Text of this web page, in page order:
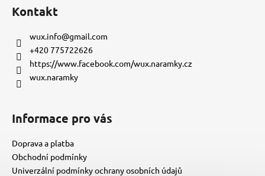
Kontakt
wux.info@gmail.com
+420 775722626
https://www.facebook.com/wux.naramky.cz
wux.naramky
Informace pro vás
Doprava a platba
Obchodní podmínky
Univerzální podmínky ochrany osobních údajů